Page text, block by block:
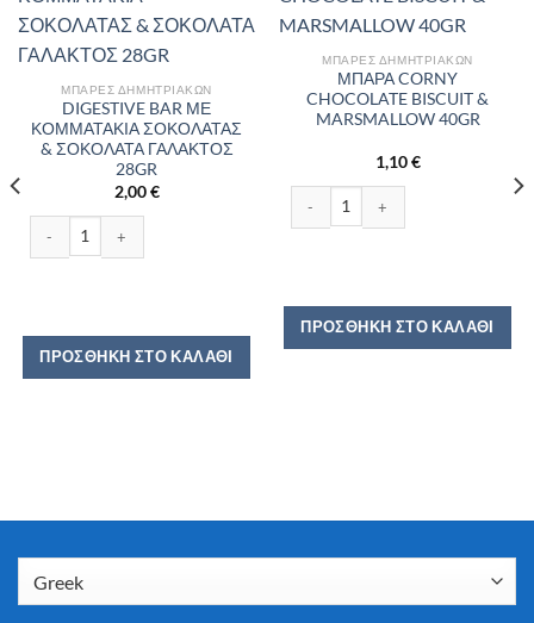
ΜΠΆΡΕΣ ΔΗΜΗΤΡΙΑΚΏΝ
DIGESTIVE BAR ΜΕ
ΚΟΜΜΑΤΑΚΙΑ ΣΟΚΟΛΑΤΑΣ
& ΣΟΚΟΛΑΤΑ ΓΑΛΑΚΤΟΣ
28GR
2,00€
DIGESTIVE BAR ΜΕ ΚΟΜΜΑΤΑΚΙΑ ΣΟΚΟΛΑΤΑΣ & ΣΟΚΟΛΑΤΑ ΓΑΛΑΚΤΟΣ
ΠΡΟΣΘΉΚΗ ΣΤΟ ΚΑΛΆΘΙ
ΜΠΆΡΕΣ ΔΗΜΗΤΡΙΑΚΏΝ
ΜΠΑΡΑ CORNY
CHOCOLATE BISCUIT &
MARSMALLOW 40GR
1,10€
ΜΠΑΡΑ CORNY CHOCOLATE
ΠΡΟΣΘΉΚΗ ΣΤΟ ΚΑΛΆΘΙ